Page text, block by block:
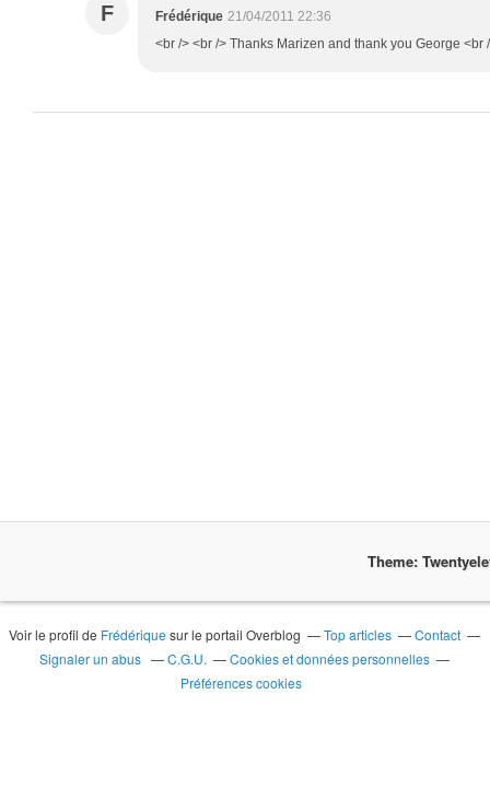
F Frédérique 21/04/2011 22:36
<br /> <br /> Thanks Marizen and thank you George <br
Theme:
Voir le profil de Frédérique sur le portail Overblog Top articles
Contact
Signaler un abus
C.G.U.
Cookies et données personnelles
Préférences cookies